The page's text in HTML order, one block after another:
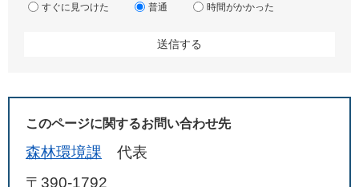
すぐに見つけた
普通 時間がかかった
このページに関するお問い合わせ先
森林環境課
代表
〒390-1792